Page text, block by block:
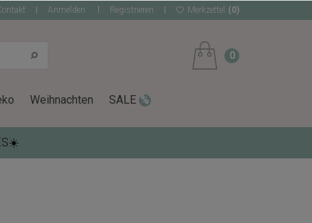
Anmelden Registrieren Merkzettel (0)
0
Weihnachten SALE